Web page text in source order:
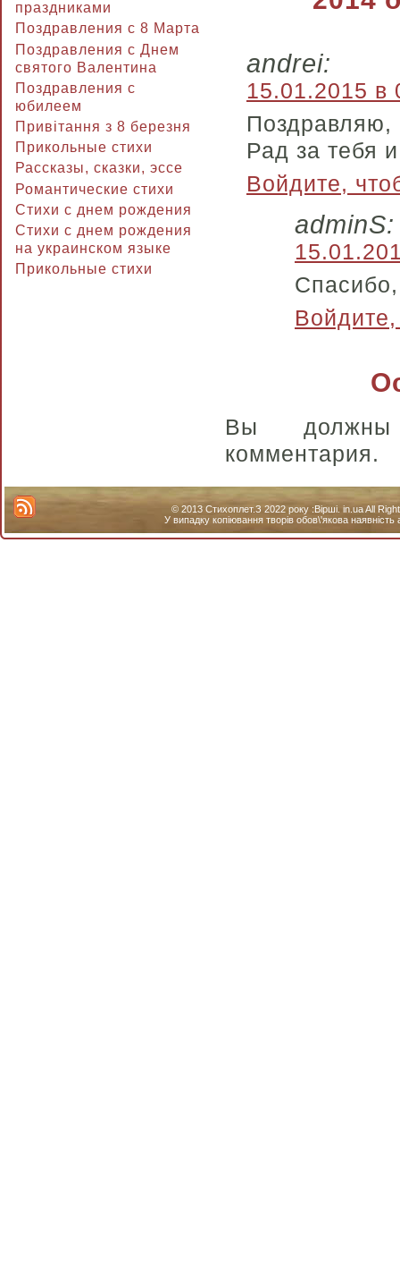
праздниками
Поздравления с 8 Марта
Поздравления с Днем
святого Валентина
Поздравления с
юбилеем
Привітання з 8 березня
Прикольные стихи
Рассказы, сказки, эссе
Романтические стихи
Стихи с днем рождения
Стихи с днем рождения
на украинском языке
Прикольные стихи
andrei:
15.01.2015 в
Поздравляю,
Рад за тебя
Войдите,
adminS:
Войдите,
Вы
комментария.
© 2013 Стихоплет.З 2022 року :Вірші. in.ua All
У випадку копіювання творів обов\'якова наявність